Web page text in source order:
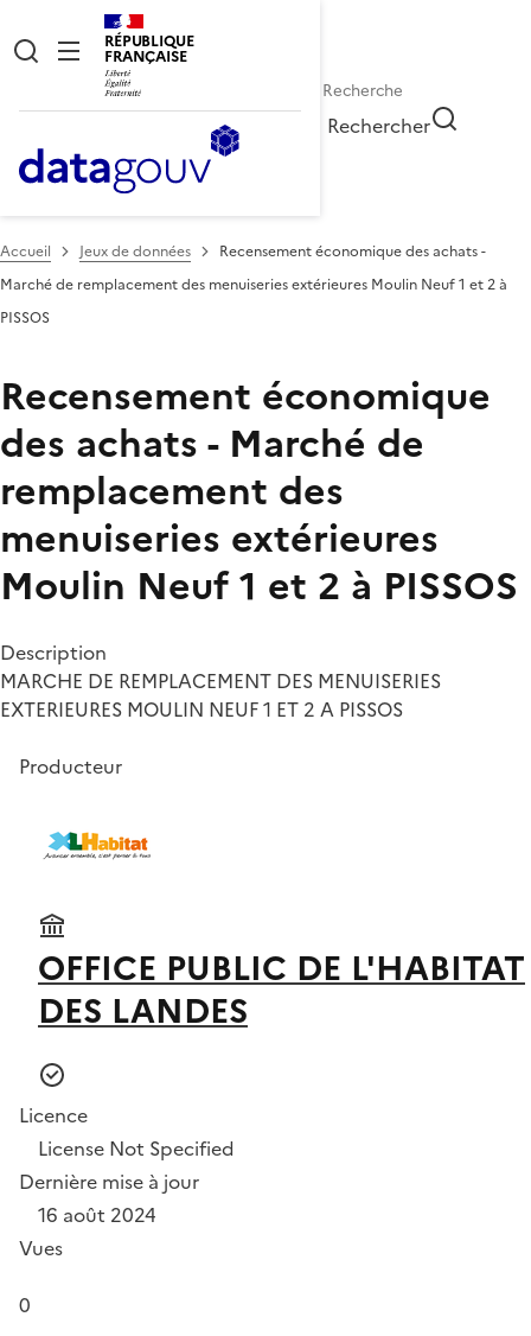
RÉPUBLIQUE
FRANÇAISE
Rechercher
Accueil Jeux de données
Recensement économique des achats -
Marché de remplacement des menuiseries extérieures Moulin Neuf 1 et 2 à
PISSOS
Recensement économique
des achats - Marché de
remplacement des
menuiseries extérieures
Moulin Neuf 1 et 2 à PISSOS
Description
MARCHE DE REMPLACEMENT DES MENUISERIES
EXTERIEURES MOULIN NEUF 1 ET 2 A PISSOS
Producteur
OFFICE PUBLIC DE L'HABITAT
DES LANDES
Licence
License Not Specified
Dernière mise à jour
16 août 2024
Vues
0